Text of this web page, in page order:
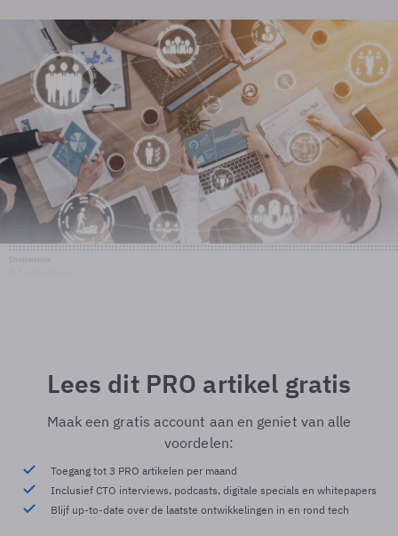
Lees dit PRO artikel gratis
Maak een gratis account aan en geniet van alle
voordelen:
Toegang tot 3 PRO artikelen per maand
Inclusief CTO interviews, podcasts, digitale specials en whitepapers
Blijf up-to-date over de laatste ontwikkelingen in en rond tech